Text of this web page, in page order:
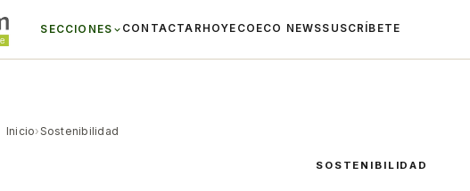
SECCIONES CONTACTAR HOYECO ECO NEWSSUSCRÍBETE
Inicio›Sostenibilidad
SOSTENIBILIDAD